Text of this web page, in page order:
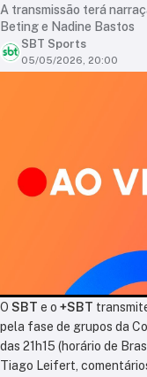
A transmissão terá
Beting e Nadine Bastos
SBT Sports
05/05/2026, 20:00
O SBT e o +SBT
pela fase de grupos da
das 21h15 (horário de
Tiago Leifert,